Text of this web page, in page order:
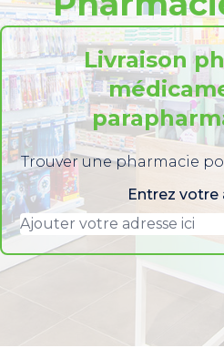
Livraison
Trouver une pharmacie
Entrez votre